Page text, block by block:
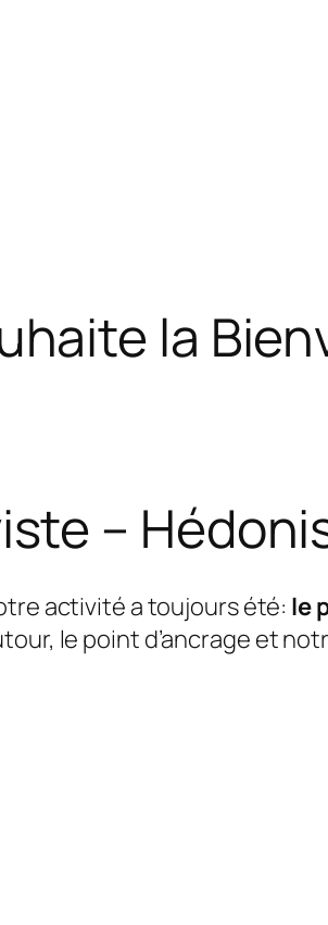
la
–
activité a toujours été: le
le point d’ancrage et